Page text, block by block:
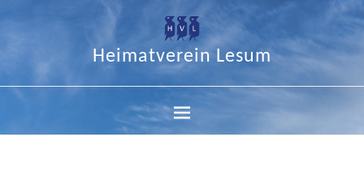
Heimatverein Lesum